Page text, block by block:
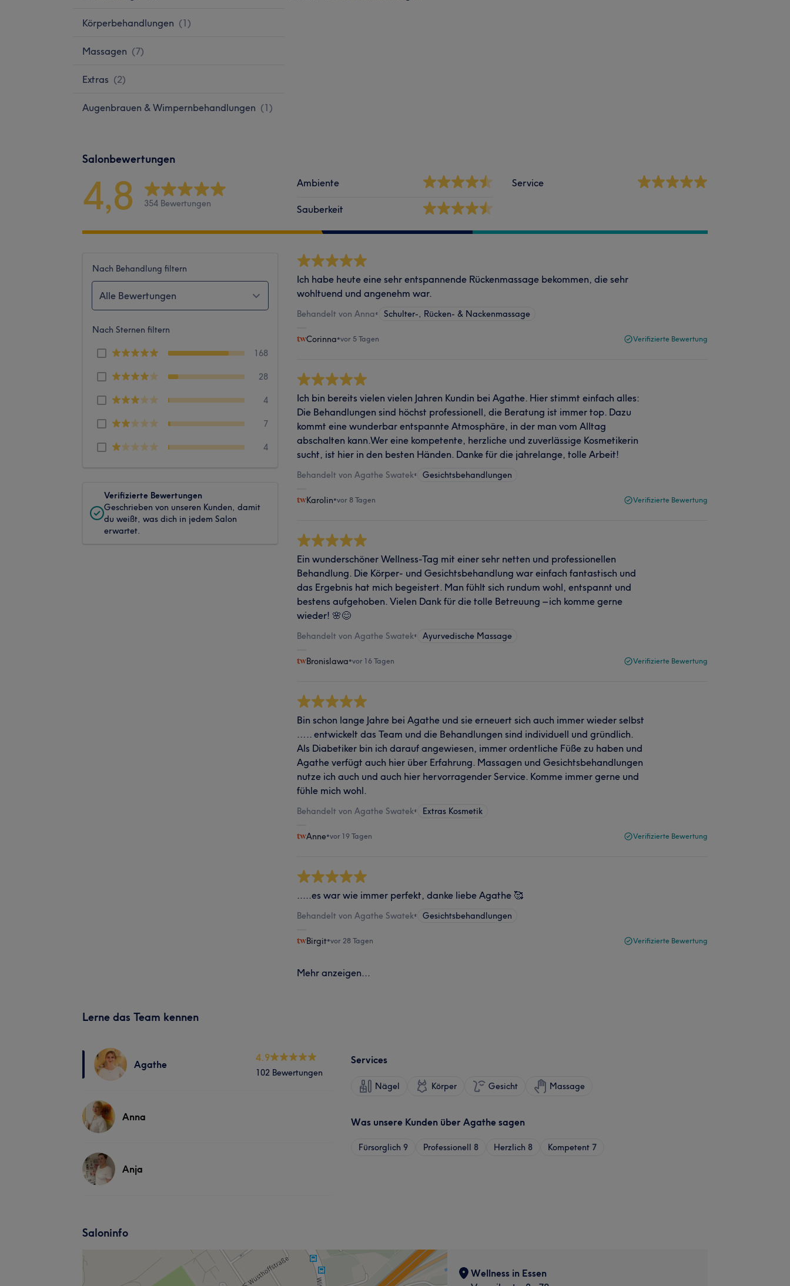
Körperbehandlungen (1)
Massagen (7)
Extras (2)
Augenbrauen & Wimpernbehandlungen (1)
Salonbewertungen
4,8 354 Bewertungen
Ambiente
Sauberkeit
Service
Nach Behandlung filtern
Alle Bewertungen
Nach Sternen filtern
168
28
4
7
4
Verifizierte Bewertungen
Geschrieben von unseren Kunden, damit
du weißt, was dich in jedem Salon
erwartet.
Ich habe heute eine sehr entspannende Rückenmassage bekommen, die sehr
wohltuend und angenehm war.
Behandelt von Anna• Schulter-, Rücken- & Nackenmassage
Corinna•vor 5 Tagen Verifizierte Bewertung
Ich bin bereits vielen vielen Jahren Kundin bei Agathe. Hier stimmt einfach alles:
Die Behandlungen sind höchst professionell, die Beratung ist immer top. Dazu
kommt eine wunderbar entspannte Atmosphäre, in der man vom Alltag
abschalten kann. ​Wer eine kompetente, herzliche und zuverlässige Kosmetikerin
sucht, ist hier in den besten Händen. Danke für die jahrelange, tolle Arbeit!
Behandelt von Agathe Swatek• Gesichtsbehandlungen
Karolin•vor 8 Tagen Verifizierte Bewertung
Ein wunderschöner Wellness-Tag mit einer sehr netten und professionellen
Behandlung. Die Körper- und Gesichtsbehandlung war einfach fantastisch und
das Ergebnis hat mich begeistert. Man fühlt sich rundum wohl, entspannt und
bestens aufgehoben. Vielen Dank für die tolle Betreuung – ich komme gerne
wieder! 🌸😊
Behandelt von Agathe Swatek• Ayurvedische Massage
Bronislawa•vor 16 Tagen Verifizierte Bewertung
Bin schon lange Jahre bei Agathe und sie erneuert sich auch immer wieder selbst
….. entwickelt das Team und die Behandlungen sind individuell und gründlich.
Als Diabetiker bin ich darauf angewiesen, immer ordentliche Füße zu haben und
Agathe verfügt auch hier über Erfahrung. Massagen und Gesichtsbehandlungen
nutze ich auch und auch hier hervorragender Service. Komme immer gerne und
fühle mich wohl.
Behandelt von Agathe Swatek• Extras Kosmetik
Anne•vor 19 Tagen Verifizierte Bewertung
.....es war wie immer perfekt, danke liebe Agathe 🥰
Behandelt von Agathe Swatek• Gesichtsbehandlungen
Birgit•vor 28 Tagen Verifizierte Bewertung
Mehr anzeigen...
Lerne das Team kennen
Agathe
4.9
102 Bewertungen
Anna
Anja
Services
Nägel Körper Gesicht Massage
Was unsere Kunden über Agathe sagen
Fürsorglich 9 Professionell 8 Herzlich 8 Kompetent 7
Saloninfo
Wellness in Essen